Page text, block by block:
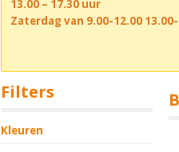
13.00 – 17.30 uur
Zaterdag van 9.00-12.00
Filters
Kleuren